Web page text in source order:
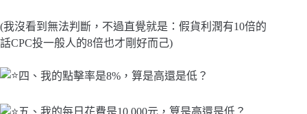
(我沒看到無法判斷，不過直覺就是：假貨利潤有10倍的
話CPC投一般人的8倍也才剛好而己)
四、我的點擊率是8%，算是高還是低？